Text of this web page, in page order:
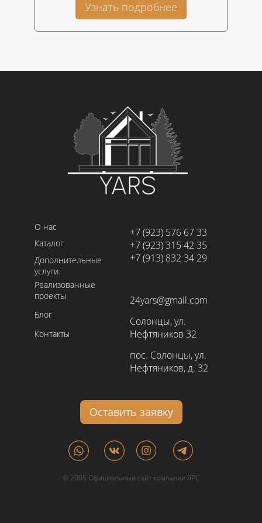
Узнать подробнее
О нас
Каталог
Дополнительные
услуги
Реализованные
проекты
Блог
Контакты
+7 (923) 576 67 33
+7 (923) 315 42 35
+7 (913) 832 34 29
24yars@gmail.com
Солонцы, ул.
Нефтяников 32
пос. Солонцы, ул.
Нефтяников, д. 32
Оставить заявку
© 2005 Официальный сайт компании ЯРС